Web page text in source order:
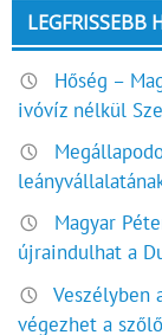
LEGFRISSEBB
Hőség –
ivóvíz nélkül
Magyar
újraindulhat a
Veszélyben
végezhet a